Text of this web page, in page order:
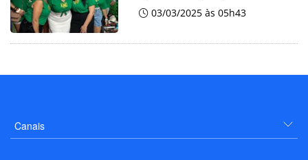
03/03/2025 às 05h43
Canais